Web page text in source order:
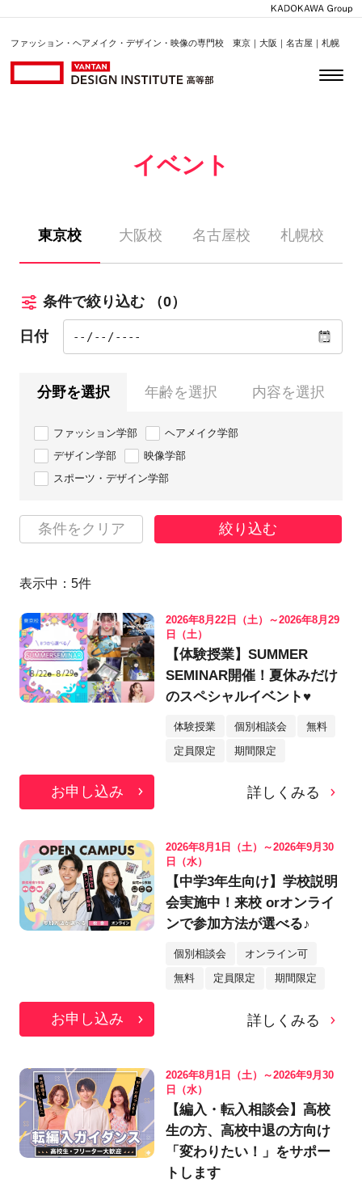
ファッション・ヘアメイク・デザイン・映像の専門校 東京｜大阪｜名古屋｜札幌
イベント
東京校 大阪校 名古屋校 札幌校
条件で絞り込む （0）
日付
分野を選択 年齢を選択 内容を選択
ファッション学部
ヘアメイク学部
デザイン学部
映像学部
スポーツ・デザイン学部
条件をクリア 絞り込む
表示中： 5件
2026年8月22日（土）～2026年8月29
日（土）
【体験授業】SUMMER
SEMINAR開催！夏休みだけ
のスペシャルイベント♥
体験授業 個別相談会 無料
定員限定 期間限定
お申し込み 詳しくみる
2026年8月1日（土）～2026年9月30
日（水）
【中学3年生向け】学校説明
会実施中！来校 orオンライ
ンで参加方法が選べる♪
個別相談会 オンライン可
無料 定員限定 期間限定
お申し込み 詳しくみる
2026年8月1日（土）～2026年9月30
日（水）
【編入・転入相談会】高校
生の方、高校中退の方向け
「変わりたい！」をサポー
トします